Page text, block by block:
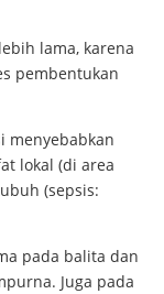
lama, karena
pembentukan
menyebabkan
lokal (di area
(sepsis:
pada balita dan
Juga pada